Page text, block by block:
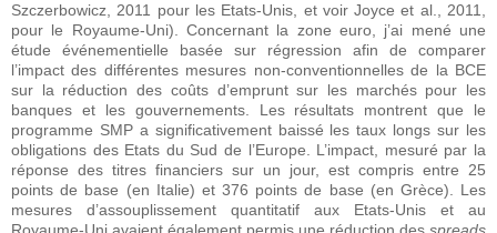
Szczerbowicz, 2011 pour les Etats-Unis, et voir Joyce et al., 2011,
pour le Royaume-Uni). Concernant la zone euro, j’ai mené une
étude événementielle basée sur régression afin de comparer
l’impact des différentes mesures non-conventionnelles de la BCE
sur la réduction des coûts d’emprunt sur les marchés pour les
banques et les gouvernements. Les résultats montrent que le
programme SMP a significativement baissé les taux longs sur les
obligations des Etats du Sud de l’Europe. L’impact, mesuré par la
réponse des titres financiers sur un jour, est compris entre 25
points de base (en Italie) et 376 points de base (en Grèce). Les
mesures d’assouplissement quantitatif aux Etats-Unis et au